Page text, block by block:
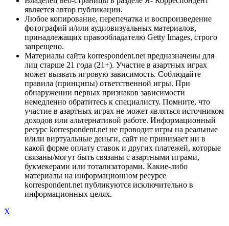
является автор публикации.
Любое копирование, перепечатка и воспроизведение
фотографий и/или аудиовизуальных материалов,
принадлежащих правообладателю Getty Images, строго
запрещено.
Материалы сайта korrespondent.net предназначены для
лиц старше 21 года (21+). Участие в азартных играх
может вызвать игровую зависимость. Соблюдайте
правила (принципы) ответственной игры. При
обнаружении первых признаков зависимости
немедленно обратитесь к специалисту. Помните, что
участие в азартных играх не может являться источником
доходов или альтернативой работе. Информационный
ресурс korrespondent.net не проводит игры на реальные
и/или виртуальные деньги, сайт не принимает ни в
какой форме оплату ставок и других платежей, которые
связаны/могут быть связаны с азартными играми,
букмекерами или тотализаторами. Какие-либо
материалы на информационном ресурсе
korrespondent.net публикуются исключительно в
информационных целях.
X